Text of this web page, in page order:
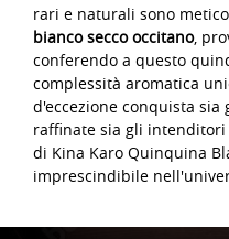
rari e naturali sono
bianco secco occitano,
conferendo a questo
complessità aromatica
d'eccezione conquista
raffinate sia gli
di Kina Karo Quinquina
imprescindibile